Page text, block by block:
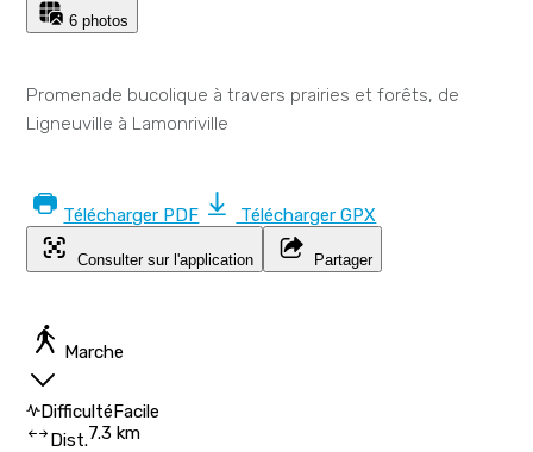
6 photos
Promenade bucolique à travers prairies et forêts, de
Ligneuville à Lamonriville
Télécharger PDF Télécharger GPX
Consulter sur l'application Partager
Marche
DifficultéFacile
Dist.7.3 km